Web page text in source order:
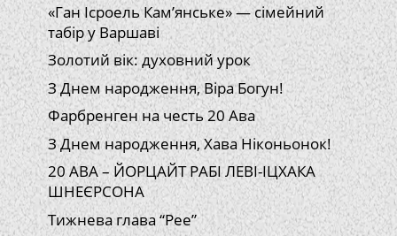
«Ган Ісроель Кам’янське» — сімейний
табір у Варшаві
Золотий вік: духовний урок
З Днем народження, Віра Богун!
Фарбренген на честь 20 Ава
З Днем народження, Хава Ніконьонок!
20 АВА – ЙОРЦАЙТ РАБІ ЛЕВІ-ІЦХАКА
ШНЕЄРСОНА
Тижнева глава “Рее”